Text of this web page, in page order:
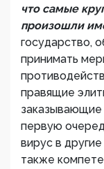
что самые
произошли
государство,
принимать
правящие
заказывающие
первую
вирус в
также